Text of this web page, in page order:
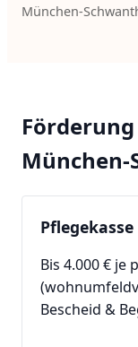
München-
Pflegekasse
Bis 4.000 €
Bescheid &